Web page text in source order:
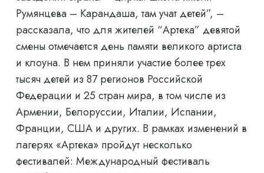
Румянцева – Карандаша, там учат детей”, –
рассказала, что для жителей “Артека” девятой
смены отмечается день памяти великого артиста
и клоуна. В нем приняли участие более трех
тысяч детей из 87 регионов Российской
Федерации и 25 стран мира, в том числе из
Армении, Белоруссии, Италии, Испании,
Франции, США и других. В рамках изменений в
лагерях «Артека» пройдут несколько
фестивалей: Международный фестиваль